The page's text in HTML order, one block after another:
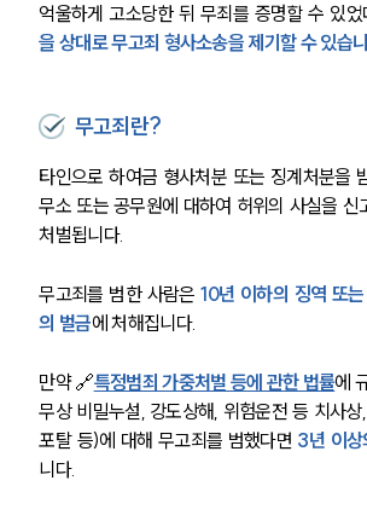
억울하게 고소당한 뒤 무죄를 증명할 수 있
을 상대로 무고죄 형사소송을 제기할 수 있습
무고죄란?
타인으로 하여금 형사처분 또는 징계처분을
무소 또는 공무원에 대하여 허위의 사실을 신
처벌됩니다.
무고죄를 범한 사람은 10년 이하의 징역 또
의 벌금에 처해집니다.
만약 🔗특정범죄 가중처벌 등에 관한 법률에
무상 비밀누설, 강도상해, 위험운전 등 치사상
포탈 등)에 대해 무고죄를 범했다면 3년 이상
니다.